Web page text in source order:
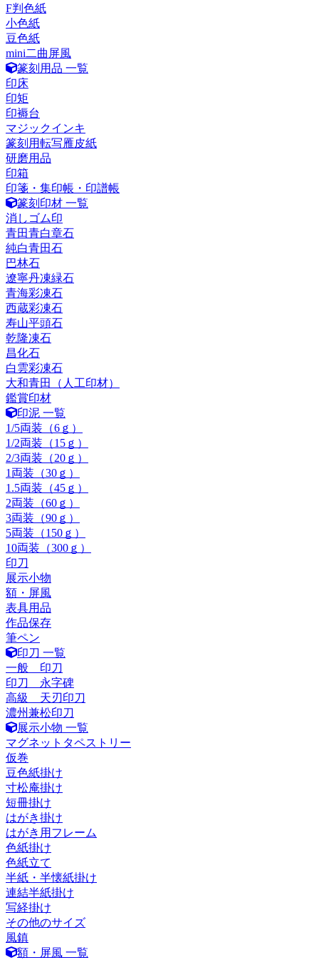
F判色紙
小色紙
豆色紙
mini二曲屏風
篆刻用品 一覧
印床
印矩
印褥台
マジックインキ
篆刻用転写雁皮紙
研磨用品
印箱
印箋・集印帳・印譜帳
篆刻印材 一覧
消しゴム印
青田青白章石
純白青田石
巴林石
遼寧丹凍緑石
青海彩凍石
西蔵彩凍石
寿山平頭石
乾隆凍石
昌化石
白雲彩凍石
大和青田（人工印材）
鑑賞印材
印泥 一覧
1/5両装（6ｇ）
1/2両装（15ｇ）
2/3両装（20ｇ）
1両装（30ｇ）
1.5両装（45ｇ）
2両装（60ｇ）
3両装（90ｇ）
5両装（150ｇ）
10両装（300ｇ）
印刀
展示小物
額・屏風
表具用品
作品保存
筆ペン
印刀 一覧
一般 印刀
印刀 永字碑
高級 天刃印刀
濃州兼松印刀
展示小物 一覧
マグネットタペストリー
仮巻
豆色紙掛け
寸松庵掛け
短冊掛け
はがき掛け
はがき用フレーム
色紙掛け
色紙立て
半紙・半懐紙掛け
連結半紙掛け
写経掛け
その他のサイズ
風鎮
額・屏風 一覧